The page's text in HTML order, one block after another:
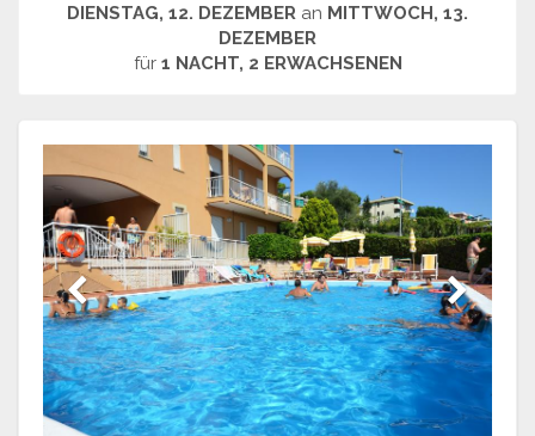
DIENSTAG, 12. DEZEMBER an MITTWOCH, 13.
DEZEMBER
für1 NACHT, 2 ERWACHSENEN
Previous Next